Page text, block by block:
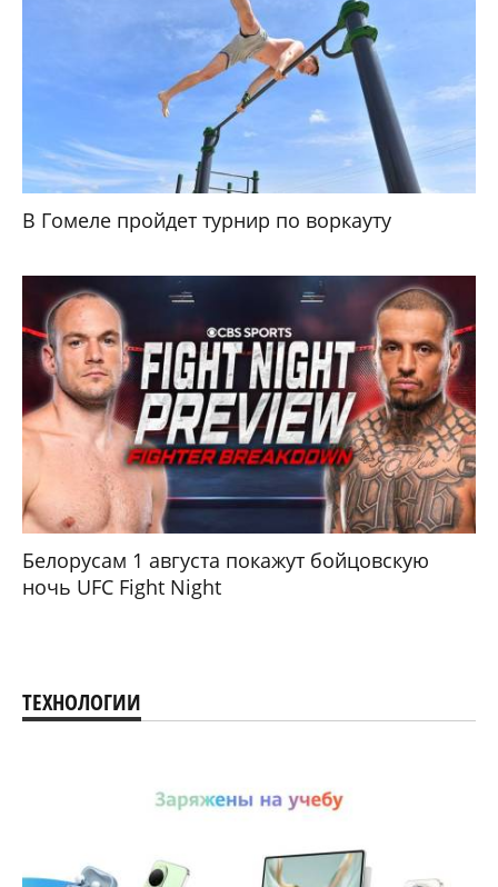
В Гомеле пройдет турнир по воркауту
Белорусам 1 августа покажут бойцовскую
ночь UFC Fight Night
ТЕХНОЛОГИИ